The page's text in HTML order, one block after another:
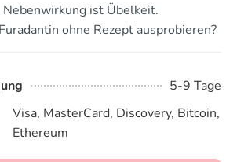
ist Übelkeit.
ohne Rezept ausprobieren?
5-9 Tage
Visa, MasterCard, Discovery, Bitcoin,
Ethereum